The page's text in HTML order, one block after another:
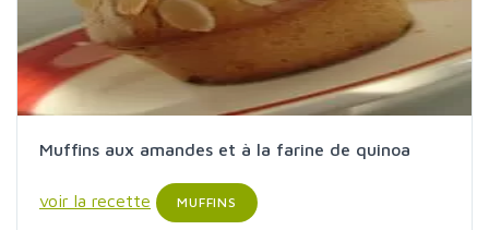
Muffins aux amandes et à la farine de quinoa
voir la recette MUFFINS